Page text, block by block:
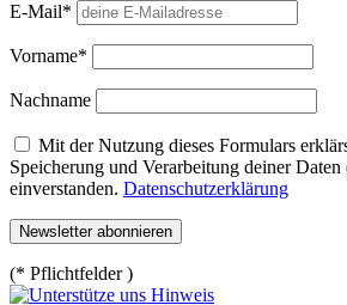
E-Mail*
Vorname*
Nachname
Mit der Nutzung dieses Formulars
Speicherung und Verarbeitung deiner Daten
einverstanden. Datenschutzerklärung
(* Pflichtfelder )